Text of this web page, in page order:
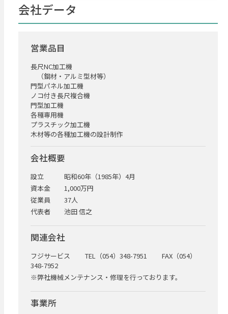
会社データ
営業品目
長尺NC加工機
（鋼材・アルミ型材等）
門型パネル加工機
ノコ付き長尺複合機
門型加工機
各種専用機
プラスチック加工機
木材等の各種加工機の設計制作
会社概要
設立
昭和60年（1985年）4月
資本金
1,000万円
従業員
37人
代表者
池田 信之
関連会社
フジサービス TEL（054）348-7951 FAX（054）
348-7952
※弊社機械メンテナンス・修理を行っております。
事業所